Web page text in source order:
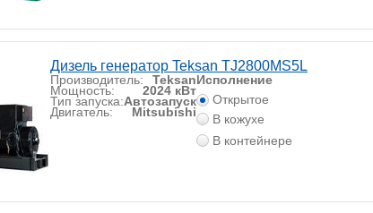
Дизель генератор Teksan TJ2800MS5L
Производитель: Teksan
Мощность: 2024 кВт
Тип запуска:Автозапуск
Двигатель: Mitsubishi
Исполнение
Открытое
В кожухе
В контейнере